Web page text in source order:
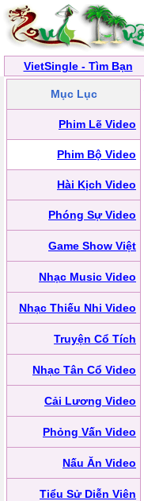
VietSingle - Tìm Bạn
Mục Lục
Phim Lẽ Video
Phim Bộ Video
Hài Kịch Video
Phóng Sự Video
Game Show Việt
Nhạc Music Video
Nhạc Thiếu Nhi Video
Truyện Cổ Tích
Nhạc Tân Cổ Video
Cải Lương Video
Phỏng Vấn Video
Nấu Ăn Video
Tiểu Sử Diễn Viên